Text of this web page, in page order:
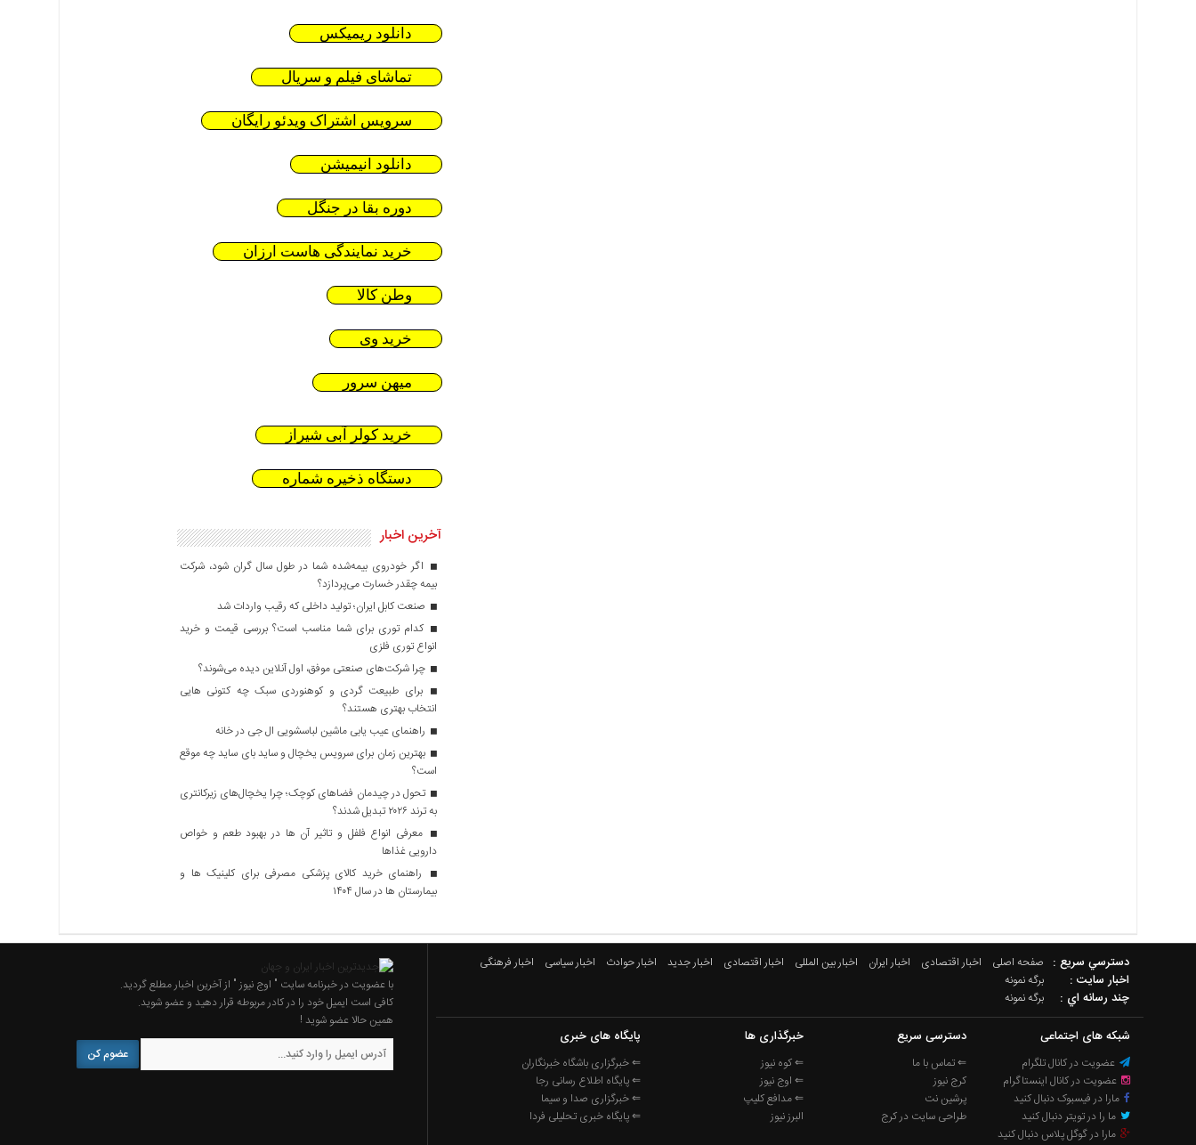
دانلود ریمیکس
تماشای فیلم و سریال
سرویس اشتراک ویدئو رایگان
دانلود انیمیشن
دوره بقا در جنگل
خرید نمایندگی هاست ارزان
وطن کالا
خرید وی
میهن سرور
خرید کولر آبی شیراز
دستگاه ذخیره شماره
آخرین اخبار
اگر خودروی بیمه‌شده شما در طول سال گران شود، شرکت
بیمه چقدر خسارت می‌پردازد؟
صنعت کابل ایران؛ تولید داخلی که رقیب واردات شد
کدام توری برای شما مناسب است؟ بررسی قیمت و خرید
انواع توری فلزی
چرا شرکت‌های صنعتی موفق، اول آنلاین دیده می‌شوند؟
برای طبیعت گردی و کوهنوردی سبک چه کتونی هایی
انتخاب بهتری هستند؟
راهنمای عیب یابی ماشین لباسشویی ال جی در خانه
بهترین زمان برای سرویس یخچال و ساید بای ساید چه موقع
است؟
تحول در چیدمان فضاهای کوچک؛ چرا یخچال‌های زیرکانتری
به ترند ۲۰۲۶ تبدیل شدند؟
معرفی انواع فلفل و تاثیر آن ‌ها در بهبود طعم و خواص
دارویی غذاها
راهنمای خرید کالای پزشکی مصرفی برای کلینیک ها و
بیمارستان ها در سال ۱۴۰۴
دسترسي سريع : صفحه اصلی اخبار اقتصادی اخبار ایران اخبار بین المللی اخبار اقتصادی اخبار جدید اخبار حوادث اخبار سیاسی اخبار فرهنگی
اخبار سایت : برگه نمونه
چند رسانه اي : برگه نمونه
شبکه های اجتماعی
عضویت در کانال تلگرام
عضویت در کانال اینستاگرام
مارا در فیسبوک دنبال کنید
ما را در تویتر دنبال کنید
مارا در گوگل پلاس دنبال کنید
دسترسی سریع
⇐ تماس با ما
کرج نیوز
پرشین نت
طراحی سایت در کرج
خبرگذاری ها
⇐ کوه نیوز
⇐ اوج نیوز
⇐ مدافع کلیپ
البرز نیوز
پایگاه های خبری
⇐ خبرگزاری باشگاه خبرنگاران
⇐ پایگاه اطلاع رسانی رجا
⇐ خبرگزاری صدا و سیما
⇐ پایگاه خبری تحلیلی فردا
با عضویت در خبرنامه سایت " اوج نیوز " از آخرین اخبار مطلع گردید.
کافی است ایمیل خود را در کادر مربوطه قرار دهید و عضو شوید.
همین حالا عضو شوید !